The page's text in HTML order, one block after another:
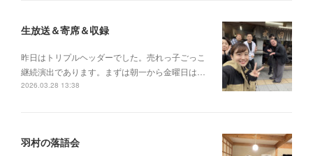
生放送＆寄席＆収録
昨日はトリプルヘッダーでした。売れっ子ごっこ
継続演出であります。まずは朝一から金曜日は…
2026.03.28 13:38
羽村の落語会